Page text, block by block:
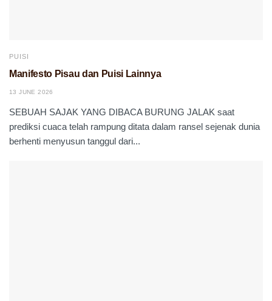
PUISI
Manifesto Pisau dan Puisi Lainnya
13 JUNE 2026
SEBUAH SAJAK YANG DIBACA BURUNG JALAK saat
prediksi cuaca telah rampung ditata dalam ransel sejenak dunia
berhenti menyusun tanggul dari...